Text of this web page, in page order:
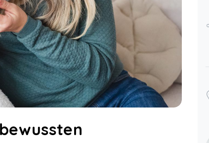
meinen Sohn gefunden. Wirklich sehr
hilfreich, wenn man überhaupt noch
keinerlei Erfahrungen mit dem
ganzen Wickelthema hat. Ich kann
diesen Kurs sehr empfehlen!
Stoffwindeln verstehen